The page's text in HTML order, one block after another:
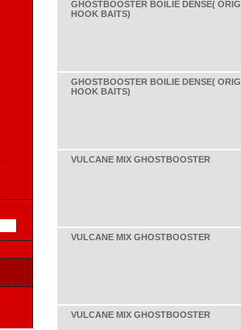
GHOSTBOOSTER BOILIE DENSE(
HOOK BAITS)
GHOSTBOOSTER BOILIE DENSE(
HOOK BAITS)
VULCANE MIX GHOSTBOOSTER
VULCANE MIX GHOSTBOOSTER
VULCANE MIX GHOSTBOOSTER